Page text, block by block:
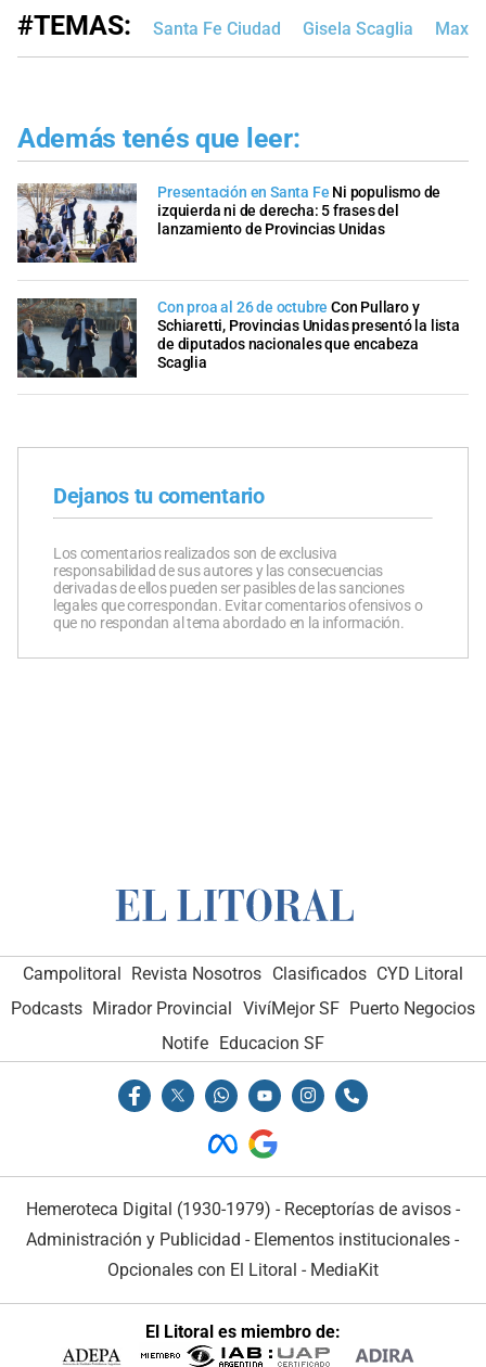
#TEMAS: Santa Fe Ciudad Gisela Scaglia
Además tenés que leer:
Presentación en Santa Fe Ni populismo de
izquierda ni de derecha: 5 frases del
lanzamiento de Provincias Unidas
Con proa al 26 de octubre Con Pullaro y
Schiaretti, Provincias Unidas presentó la lista
de diputados nacionales que encabeza
Scaglia
Dejanos tu comentario
Los comentarios realizados son de exclusiva
responsabilidad de sus autores y las consecuencias
derivadas de ellos pueden ser pasibles de las sanciones
legales que correspondan. Evitar comentarios ofensivos o
que no respondan al tema abordado en la información.
Campolitoral Revista Nosotros Clasificados CYD Litoral
Podcasts Mirador Provincial VivíMejor SF Puerto Negocios
Notife Educacion SF
Hemeroteca Digital (1930-1979) - Receptorías de avisos -
Administración y Publicidad - Elementos institucionales -
Opcionales con El Litoral - MediaKit
El Litoral es miembro de: